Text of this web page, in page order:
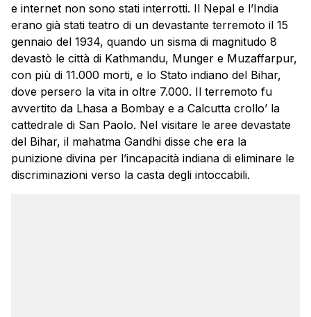
e internet non sono stati interrotti. Il Nepal e l’India
erano già stati teatro di un devastante terremoto il 15
gennaio del 1934, quando un sisma di magnitudo 8
devastò le città di Kathmandu, Munger e Muzaffarpur,
con più di 11.000 morti, e lo Stato indiano del Bihar,
dove persero la vita in oltre 7.000. Il terremoto fu
avvertito da Lhasa a Bombay e a Calcutta crollo’ la
cattedrale di San Paolo. Nel visitare le aree devastate
del Bihar, il mahatma Gandhi disse che era la
punizione divina per l’incapacità indiana di eliminare le
discriminazioni verso la casta degli intoccabili.